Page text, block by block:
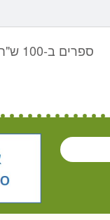
ספרים ב-100 ש"ח